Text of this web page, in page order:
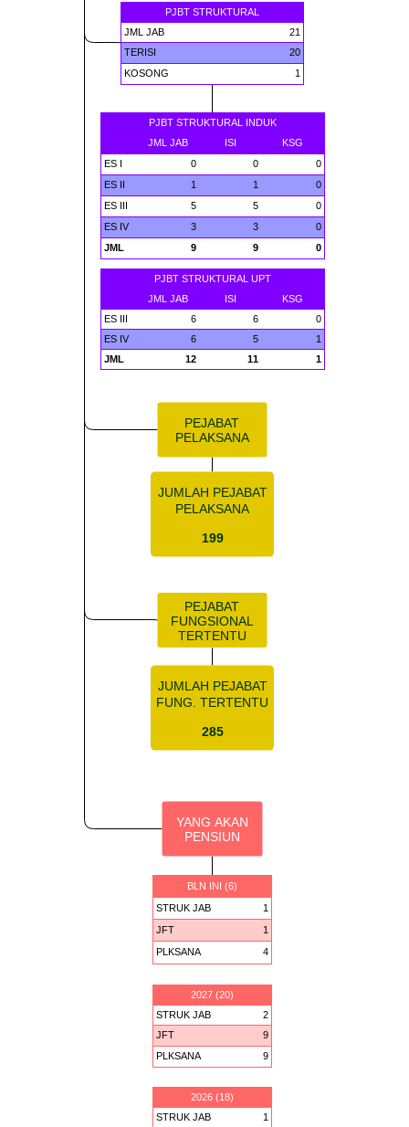
PEJABAT
FUNGSIONAL
TERTENTU
PEJABAT
PELAKSANA
YANG AKAN
PENSIUN
PJBT STRUKTURAL
JML JAB
21
TERISI
20
KOSONG
1
PJBT STRUKTURAL INDUK
JML JAB
ISI
KSG
ES I
0 0
0
ES II
1 1
0
ES III
5 5
0
ES IV
3 3
0
JML
9 9 0
PJBT STRUKTURAL UPT
JML JAB
ISI
KSG
ES III
6 6
0
ES IV
6 5
1
JML
12 11 1
JUMLAH PEJABAT
PELAKSANA
199
JUMLAH PEJABAT
FUNG. TERTENTU
285
BLN INI (6)
STRUK JAB
1
JFT
1
PLKSANA
4
2026 (18)
STRUK JAB
1
2027 (20)
STRUK JAB
2
JFT
9
PLKSANA
9